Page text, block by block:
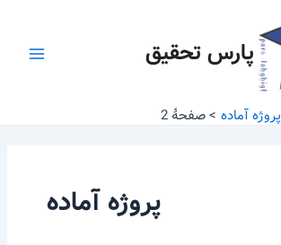
پارس تحقیق
پروژه آماده صفحهٔ 2
پروژه آماده